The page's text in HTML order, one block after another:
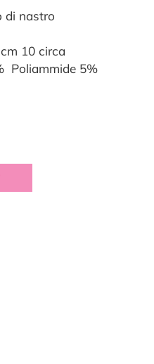
di nastro
10 circa
Poliammide 5%